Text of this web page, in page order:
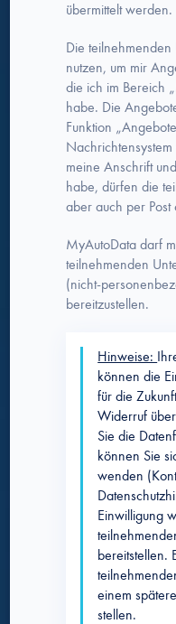
übermittelt werden.
Die
nutzen, um mir
die ich im Bereich
habe. Die
Funktion
meine Anschrift
habe, dürfen die
aber auch per
MyAutoData darf
teilnehmenden
(nicht-
bereitzustellen.
Hinweise:
können die
für die
Widerruf
Sie die
können Sie
wenden
Einwilligung
bereitstellen.
einem
stellen.